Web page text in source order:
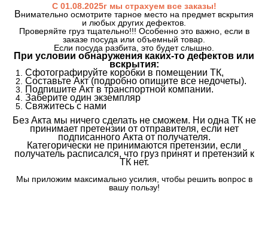
С 01.08.2025г мы страхуем все заказы!
Внимательно осмотрите тарное место на предмет вскрытия
и любых других дефектов.
Проверяйте груз тщательно!!! Особенно это важно, если в
заказе посуда или объемный товар.
Если посуда разбита, это будет слышно.
При условии обнаружения каких-то дефектов или
вскрытия:
Сфотографируйте коробки в помещении ТК,
Составьте Акт (подробно опишите все недочеты).
Подпишите Акт в транспортной компании.
Заберите один экземпляр
Свяжитесь с нами
Без Акта мы ничего сделать не сможем. Ни одна ТК не
принимает претензии от отправителя, если нет
подписанного Акта от получателя.
Категорически не принимаются претензии, если
получатель расписался, что груз принят и претензий к
ТК нет.
Мы приложим максимально усилия, чтобы решить вопрос в
вашу пользу!